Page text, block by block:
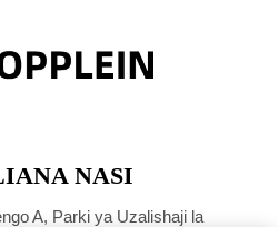
NASI
A, Parki ya Uzalishaji la